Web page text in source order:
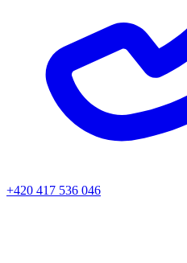
+420 417 536 046